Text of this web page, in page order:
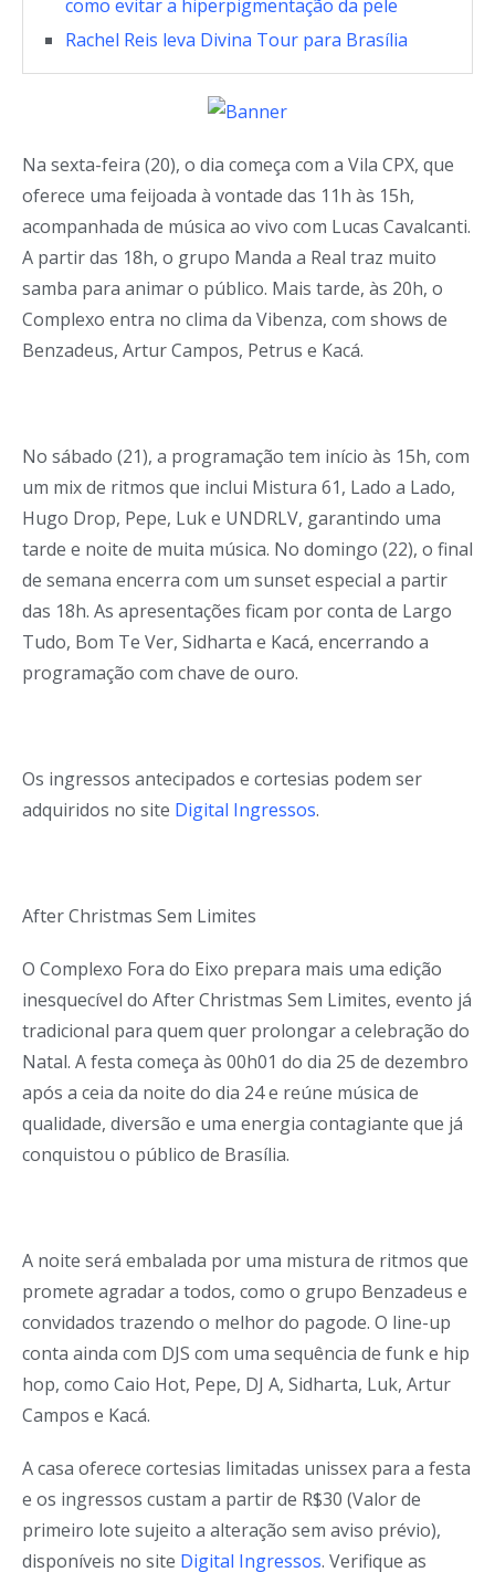
como evitar a hiperpigmentação da pele
Rachel Reis leva Divina Tour para Brasília
Na sexta-feira (20), o dia começa com a Vila CPX, que
oferece uma feijoada à vontade das 11h às 15h,
acompanhada de música ao vivo com Lucas Cavalcanti.
A partir das 18h, o grupo Manda a Real traz muito
samba para animar o público. Mais tarde, às 20h, o
Complexo entra no clima da Vibenza, com shows de
Benzadeus, Artur Campos, Petrus e Kacá.
No sábado (21), a programação tem início às 15h, com
um mix de ritmos que inclui Mistura 61, Lado a Lado,
Hugo Drop, Pepe, Luk e UNDRLV, garantindo uma
tarde e noite de muita música. No domingo (22), o final
de semana encerra com um sunset especial a partir
das 18h. As apresentações ficam por conta de Largo
Tudo, Bom Te Ver, Sidharta e Kacá, encerrando a
programação com chave de ouro.
Os ingressos antecipados e cortesias podem ser
adquiridos no site Digital Ingressos.
After Christmas Sem Limites
O Complexo Fora do Eixo prepara mais uma edição
inesquecível do After Christmas Sem Limites, evento já
tradicional para quem quer prolongar a celebração do
Natal. A festa começa às 00h01 do dia 25 de dezembro
após a ceia da noite do dia 24 e reúne música de
qualidade, diversão e uma energia contagiante que já
conquistou o público de Brasília.
A noite será embalada por uma mistura de ritmos que
promete agradar a todos, como o grupo Benzadeus e
convidados trazendo o melhor do pagode. O line-up
conta ainda com DJS com uma sequência de funk e hip
hop, como Caio Hot, Pepe, DJ A, Sidharta, Luk, Artur
Campos e Kacá.
A casa oferece cortesias limitadas unissex para a festa
e os ingressos custam a partir de R$30 (Valor de
primeiro lote sujeito a alteração sem aviso prévio),
disponíveis no site Digital Ingressos. Verifique as